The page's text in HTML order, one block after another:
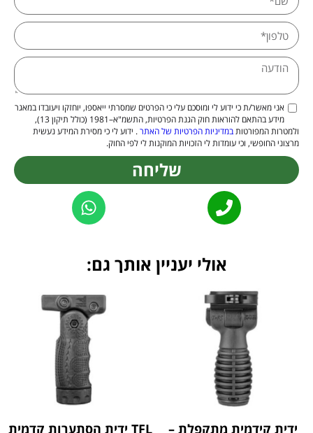
אני מאשר/ת כי ידוע לי ומוסכם עלי כי הפרטים שמסרתי ייאספו, יוחזקו ויעובדו במאגר
מידע בהתאם להוראות חוק הגנת הפרטיות, התשמ"א–1981 (כולל תיקון 13),
ולמטרות המפורטותבמדיניות הפרטיות של האתר. ידוע לי כי מסירת המידע נעשית
מרצוני החופשי, וכי עומדות לי הזכויות המוקנות לי לפי החוק.
שליחה
אולי יעניין אותך גם:
ידית קידמית מתקפלת – TFL ידית הסתערות קדמית